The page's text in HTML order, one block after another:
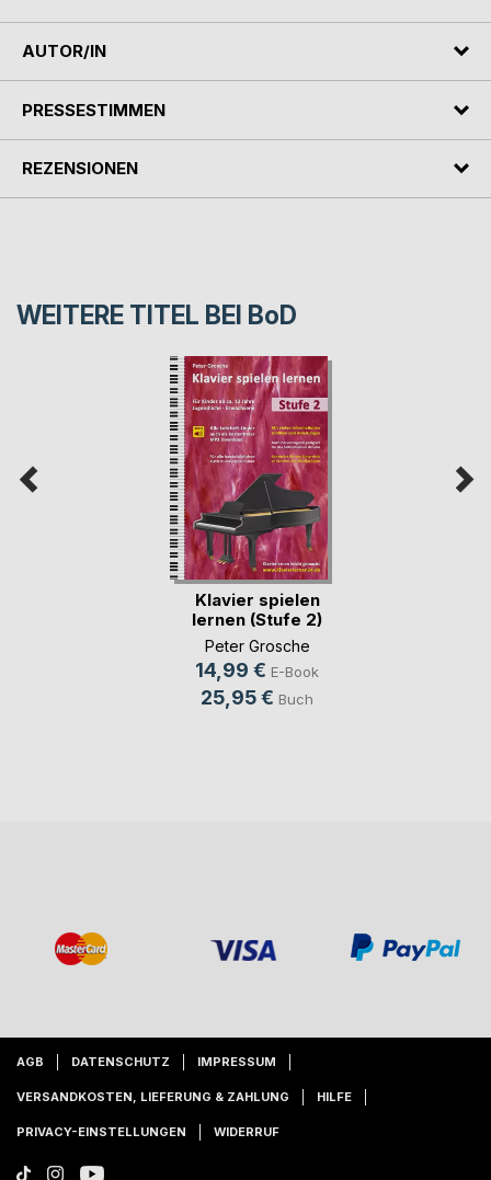
AUTOR/IN
PRESSESTIMMEN
REZENSIONEN
WEITERE TITEL BEI BoD
Klavier spielen
lernen (Stufe 2)
Peter Grosche
14,99 € E-Book
25,95 € Buch
AGB DATENSCHUTZ IMPRESSUM
VERSANDKOSTEN, LIEFERUNG & ZAHLUNG HILFE
PRIVACY-EINSTELLUNGEN WIDERRUF